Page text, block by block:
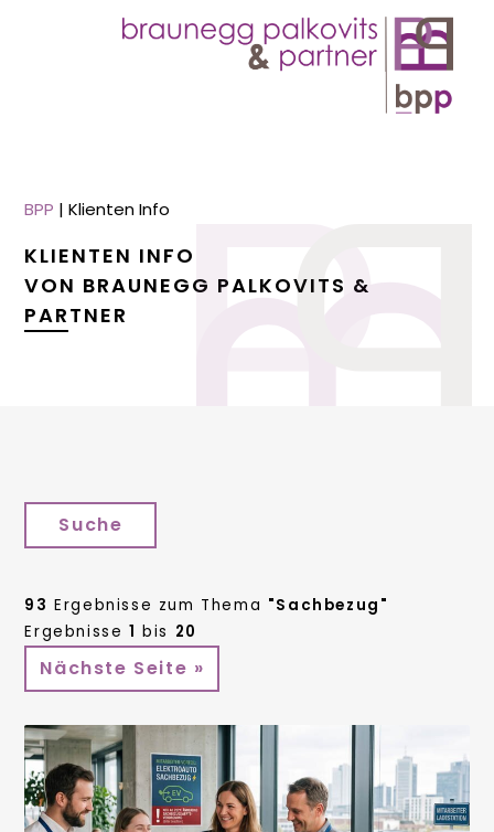
BPP |Klienten Info
KLIENTEN INFO
VON BRAUNEGG PALKOVITS &
PARTNER
Suche
93 Ergebnisse zum Thema "Sachbezug"
Ergebnisse 1 bis 20
Nächste Seite »